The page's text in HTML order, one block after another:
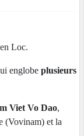
Loc.
englobe plusieurs
Viet Vo Dao,
(Vovinam) et la